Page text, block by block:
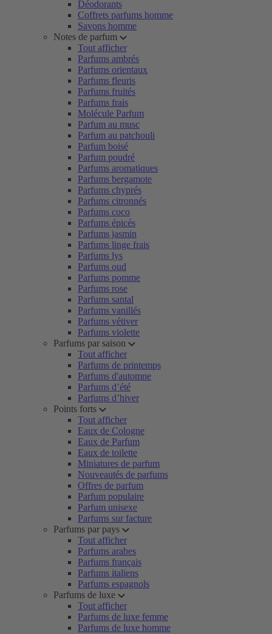
Déodorants
Coffrets parfums homme
Savons homme
Notes de parfum
Tout afficher
Parfums ambrés
Parfums orientaux
Parfums fleuris
Parfums fruités
Parfums frais
Molécule Parfum
Parfum au musc
Parfum au patchouli
Parfum boisé
Parfum poudré
Parfums aromatiques
Parfums bergamote
Parfums chyprés
Parfums citronnés
Parfums coco
Parfums épicés
Parfums jasmin
Parfums linge frais
Parfums lys
Parfums oud
Parfums pomme
Parfums rose
Parfums santal
Parfums vanillés
Parfums vétiver
Parfums violette
Parfums par saison
Tout afficher
Parfums de printemps
Parfums d'automne
Parfums d’été
Parfums d’hiver
Points forts
Tout afficher
Eaux de Cologne
Eaux de Parfum
Eaux de toilette
Miniatures de parfum
Nouveautés de parfums
Offres de parfum
Parfum populaire
Parfum unisexe
Parfums sur facture
Parfums par pays
Tout afficher
Parfums arabes
Parfums français
Parfums italiens
Parfums espagnols
Parfums de luxe
Tout afficher
Parfums de luxe femme
Parfums de luxe homme